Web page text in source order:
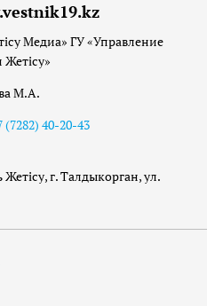
Медиа» ГУ «Управление
М.А.
(7282) 40-20-43
г. Талдыкорган, ул.